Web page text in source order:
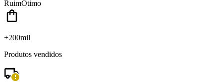
RuimÓtimo
+200mil
Produtos vendidos